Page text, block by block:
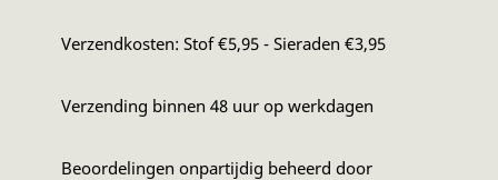
Verzendkosten: Stof €5,95 - Sieraden €3,95
Verzending binnen 48 uur op werkdagen
Beoordelingen onpartijdig beheerd door